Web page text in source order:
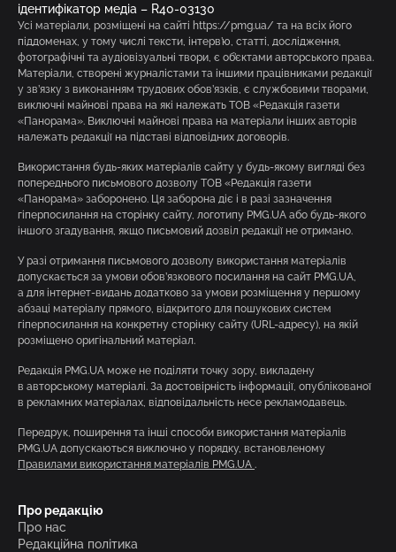
ідентифікатор медіа – R40-03130
Усі матеріали, розміщені на сайті https://pmg.ua/ та на всіх його
піддоменах, у тому числі тексти, інтерв’ю, статті, дослідження,
фотографічні та аудіовізуальні твори, є об’єктами авторського права.
Матеріали, створені журналістами та іншими працівниками редакції
у зв’язку з виконанням трудових обов’язків, є службовими творами,
виключні майнові права на які належать ТОВ «Редакція газети
«Панорама». Виключні майнові права на матеріали інших авторів
належать редакції на підставі відповідних договорів.
Використання будь-яких матеріалів сайту у будь-якому вигляді без
попереднього письмового дозволу ТОВ «Редакція газети
«Панорама» заборонено. Ця заборона діє і в разі зазначення
гіперпосилання на сторінку сайту, логотипу PMG.UA або будь-якого
іншого згадування, якщо письмовий дозвіл редакції не отримано.
У разі отримання письмового дозволу використання матеріалів
допускається за умови обов’язкового посилання на сайт PMG.UA,
а для інтернет-видань додатково за умови розміщення у першому
абзаці матеріалу прямого, відкритого для пошукових систем
гіперпосилання на конкретну сторінку сайту (URL-адресу), на якій
розміщено оригінальний матеріал.
Редакція PMG.UA може не поділяти точку зору, викладену
в авторському матеріалі. За достовірність інформації, опублікованої
в рекламних матеріалах, відповідальність несе рекламодавець.
Передрук, поширення та інші способи використання матеріалів
PMG.UA допускаються виключно у порядку, встановленому
Правилами використання матеріалів PMG.UA .
Про редакцію
Про нас
Редакційна політика